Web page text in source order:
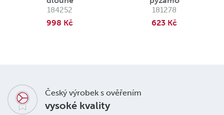
184252
998 Kč
181278
623 Kč
Český výrobek s ověřením
vysoké kvality